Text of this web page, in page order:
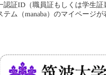
証ID（職員証もしくは学生
ム（manaba）のマイページが